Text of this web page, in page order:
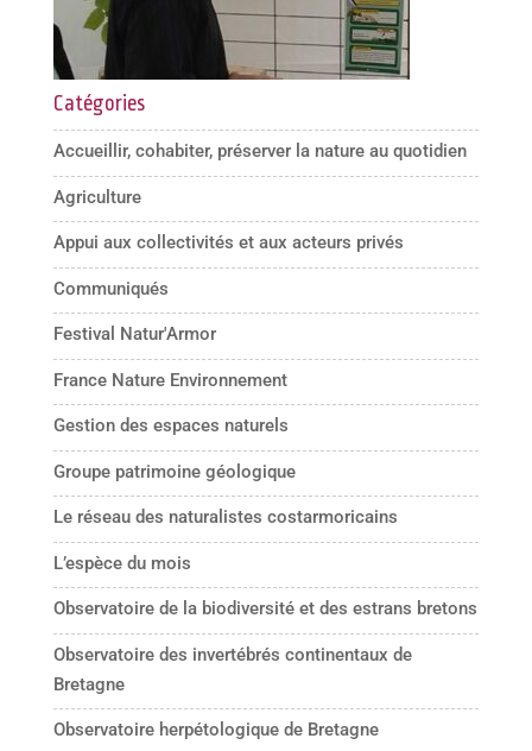
Catégories
Accueillir, cohabiter, préserver la nature au quotidien
Agriculture
Appui aux collectivités et aux acteurs privés
Communiqués
Festival Natur'Armor
France Nature Environnement
Gestion des espaces naturels
Groupe patrimoine géologique
Le réseau des naturalistes costarmoricains
L’espèce du mois
Observatoire de la biodiversité et des estrans bretons
Observatoire des invertébrés continentaux de
Bretagne
Observatoire herpétologique de Bretagne